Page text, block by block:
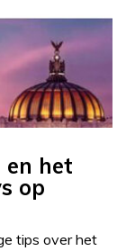
en het
op
tips over het